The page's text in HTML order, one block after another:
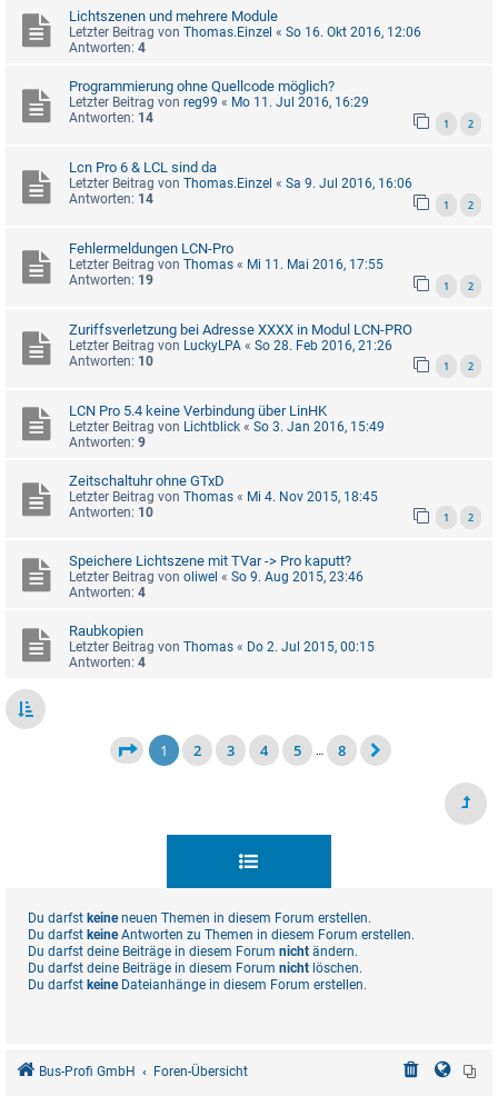
Lichtszenen und mehrere Module
Letzter Beitrag von Thomas.Einzel « So 16. Okt 2016, 12:06
Antworten: 4
Programmierung ohne Quellcode möglich?
Letzter Beitrag von reg99 « Mo 11. Jul 2016, 16:29
Antworten: 14 1 2
Lcn Pro 6 & LCL sind da
Letzter Beitrag von Thomas.Einzel « Sa 9. Jul 2016, 16:06
Antworten: 14 1 2
Fehlermeldungen LCN-Pro
Letzter Beitrag von Thomas « Mi 11. Mai 2016, 17:55
Antworten: 19 1 2
Zuriffsverletzung bei Adresse XXXX in Modul LCN-PRO
Letzter Beitrag von LuckyLPA « So 28. Feb 2016, 21:26
Antworten: 10 1 2
LCN Pro 5.4 keine Verbindung über LinHK
Letzter Beitrag von Lichtblick « So 3. Jan 2016, 15:49
Antworten: 9
Zeitschaltuhr ohne GTxD
Letzter Beitrag von Thomas « Mi 4. Nov 2015, 18:45
Antworten: 10 1 2
Speichere Lichtszene mit TVar -> Pro kaputt?
Letzter Beitrag von oliwel « So 9. Aug 2015, 23:46
Antworten: 4
Raubkopien
Letzter Beitrag von Thomas « Do 2. Jul 2015, 00:15
Antworten: 4
1 2 3 4 5 … 8
Du darfst keineneuen Themen in diesem Forum erstellen.
Du darfst keineAntworten zu Themen in diesem Forum erstellen.
Du darfst deine Beiträge in diesem Forum nicht ändern.
Du darfst deine Beiträge in diesem Forum nicht löschen.
Du darfst keineDateianhänge in diesem Forum erstellen.
Bus-Profi GmbH Foren-Übersicht